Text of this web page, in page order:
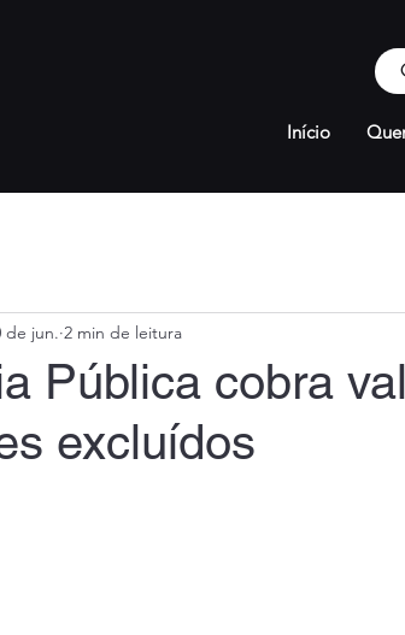
Início
Pública cobra
excluídos
de jun. 2 min de leitura